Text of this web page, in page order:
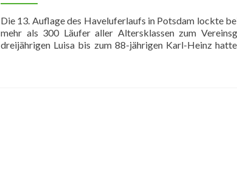
Die 13. Auflage des Haveluferlaufs in Potsdam lockte
mehr als 300 Läufer aller Altersklassen zum
dreijährigen Luisa bis zum 88-jährigen Karl-Heinz